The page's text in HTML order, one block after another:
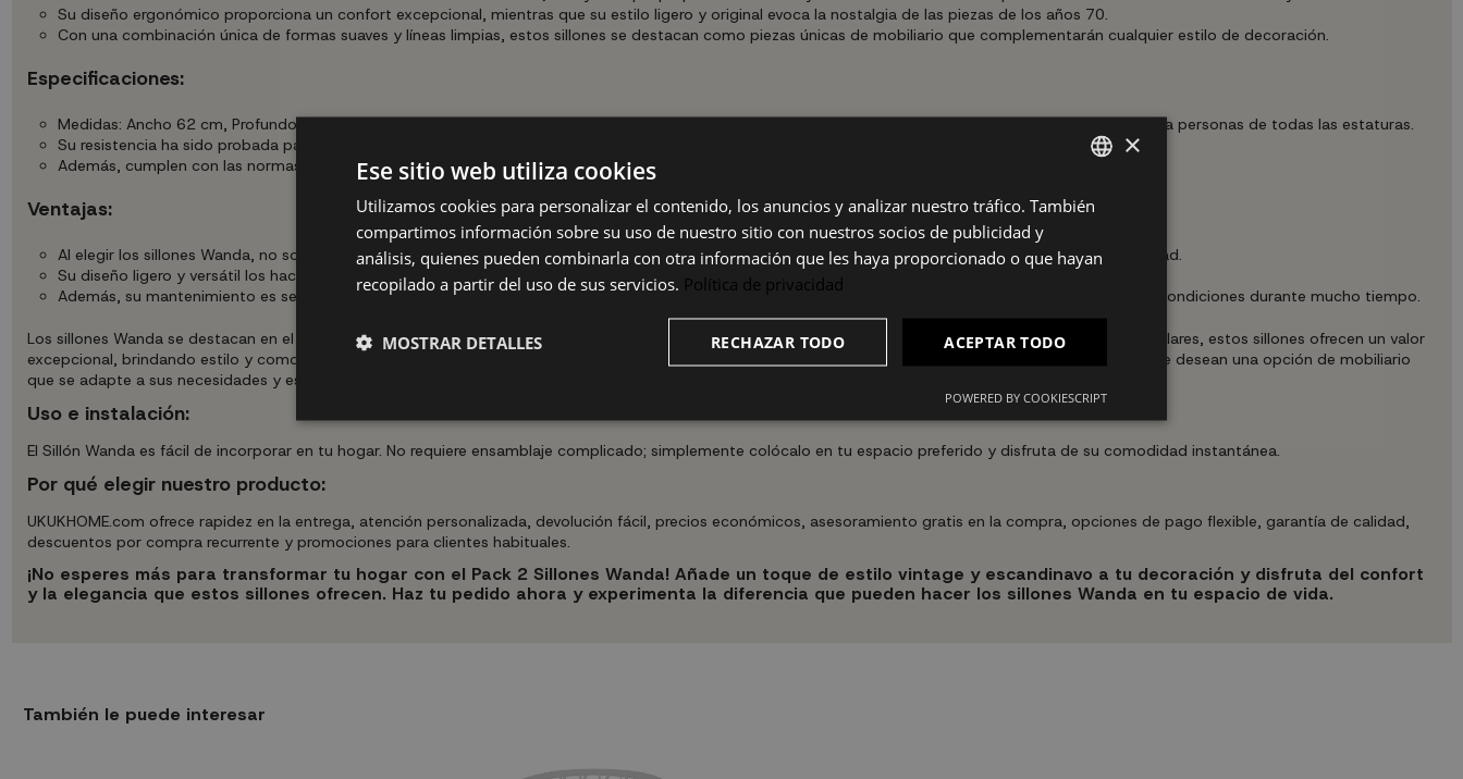
Su diseño ergonómico proporciona un confort excepcional, mientras que su estilo ligero y original evoca la nostalgia de las piezas de los años 70.
Con una combinación única de formas suaves y líneas limpias, estos sillones se destacan como piezas únicas de mobiliario que complementarán cualquier estilo de decoración.
Especificaciones:
Medidas: Ancho 62 cm, Profundo 55 cm y Alto 80.75 cm, altura de asiento de 44 cm y profundidad de asiento de 43 cm, lo que los hace adecuados para personas de todas las estaturas.
Su resistencia ha sido probada para soportar hasta 150 kg de peso, garantizando durabilidad y seguridad.
Además, cumplen con las normas de seguridad EN 12250:2016 para asientos domésticos, asegurando la calidad y fiabilidad del producto.
Ventajas:
Al elegir los sillones Wanda, no solo estás adquiriendo piezas de mobiliario elegantes, sino que también estás optando por la comodidad y la funcionalidad.
Su diseño ligero y versátil los hace ideales para cualquier rincón de tu hogar, ya sea en el salón, el comedor o incluso en tu espacio de trabajo.
Además, su mantenimiento es sencillo gracias a las instrucciones de lavado proporcionadas, lo que garantiza que tus sillones se mantengan en óptimas condiciones durante mucho tiempo.
Los sillones Wanda se destacan en el mercado por su diseño distintivo, materiales de alta calidad y precio asequible. En comparación con otras opciones similares, estos sillones ofrecen un valor
excepcional, brindando estilo y comodidad sin comprometer la calidad. Su versatilidad y durabilidad los convierten en una elección superior para aquellos que desean una opción de mobiliario
que se adapte a sus necesidades y estilo de vida.
Uso e instalación:
El Sillón Wanda es fácil de incorporar en tu hogar. No requiere ensamblaje complicado; simplemente colócalo en tu espacio preferido y disfruta de su comodidad instantánea.
Por qué elegir nuestro producto:
UKUKHOME.com ofrece rapidez en la entrega, atención personalizada, devolución fácil, precios económicos, asesoramiento gratis en la compra, opciones de pago flexible, garantía de calidad,
descuentos por compra recurrente y promociones para clientes habituales.
¡No esperes más para transformar tu hogar con el Pack 2 Sillones Wanda! Añade un toque de estilo vintage y escandinavo a tu decoración y disfruta del confort
y la elegancia que estos sillones ofrecen. Haz tu pedido ahora y experimenta la diferencia que pueden hacer los sillones Wanda en tu espacio de vida.
También le puede interesar
SPANISH
×
Ese sitio web utiliza cookies
Utilizamos cookies para personalizar el contenido, los anuncios y analizar nuestro tráfico. También
compartimos información sobre su uso de nuestro sitio con nuestros socios de publicidad y
análisis, quienes pueden combinarla con otra información que les haya proporcionado o que hayan
recopilado a partir del uso de sus servicios. Política de privacidad
ACEPTAR TODO
RECHAZAR TODO
MOSTRAR DETALLES
POWERED BY COOKIESCRIPT